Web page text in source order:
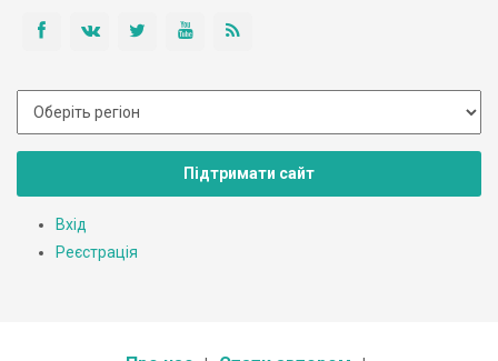
Підтримати сайт
Вхід
Реєстрація